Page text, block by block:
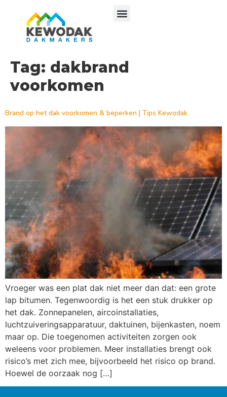
Tag: dakbrand
voorkomen
Brand op het dak voorkomen & beperken | Tips Kewodak
Vroeger was een plat dak niet meer dan dat: een grote
lap bitumen. Tegenwoordig is het een stuk drukker op
het dak. Zonnepanelen, aircoinstallaties,
luchtzuiveringsapparatuur, daktuinen, bijenkasten, noem
maar op. Die toegenomen activiteiten zorgen ook
weleens voor problemen. Meer installaties brengt ook
risico’s met zich mee, bijvoorbeeld het risico op brand.
Hoewel de oorzaak nog […]